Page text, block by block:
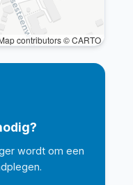
contributors © CARTO
wordt om een